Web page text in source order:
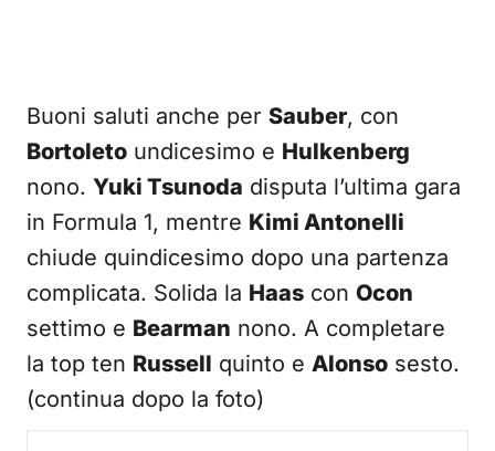
Buoni saluti anche per Sauber, con
Bortoleto undicesimo e Hulkenberg
nono. Yuki Tsunoda disputa l’ultima gara
in Formula 1, mentre Kimi Antonelli
chiude quindicesimo dopo una partenza
complicata. Solida la Haas con Ocon
settimo e Bearman nono. A completare
la top ten Russell quinto e Alonso sesto.
(continua dopo la foto)